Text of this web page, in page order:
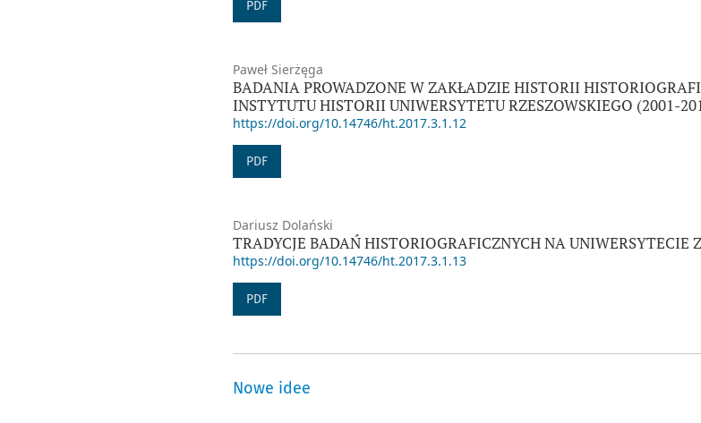
PDF
Paweł Sierżęga
BADANIA PROWADZONE W ZAKŁADZIE HISTORII
INSTYTUTU HISTORII UNIWERSYTETU RZESZOWSKIEGO (2001-
https://doi.org/10.14746/ht.2017.3.1.12
PDF
Dariusz Dolański
TRADYCJE BADAŃ HISTORIOGRAFICZNYCH NA UNIWERSYTECIE
https://doi.org/10.14746/ht.2017.3.1.13
PDF
Nowe idee